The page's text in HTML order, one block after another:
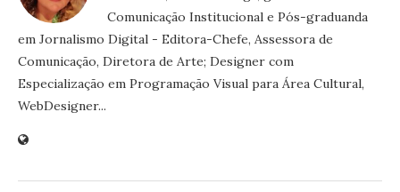
Comunicação Institucional e Pós-graduanda
em Jornalismo Digital - Editora-Chefe, Assessora de
Comunicação, Diretora de Arte; Designer com
Especialização em Programação Visual para Área Cultural,
WebDesigner...